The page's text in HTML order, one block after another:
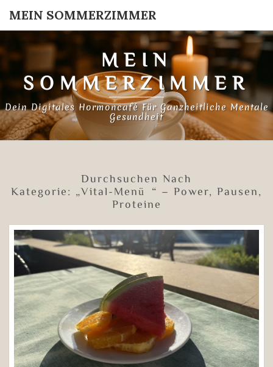
MEIN SOMMERZIMMER
MEIN
SOMMERZIMMER
Dein Digitales Hormoncafé Für Ganzheitliche Mentale
Gesundheit
Durchsuchen Nach
Kategorie:
„Vital-Menü“ – Power, Pausen,
Proteine